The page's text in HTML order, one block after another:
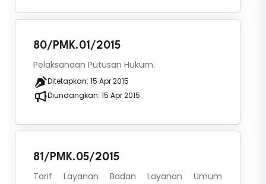
80/PMK.01/2015
Pelaksanaan Putusan Hukum.
Ditetapkan: 15 Apr 2015
Diundangkan: 15 Apr 2015
81/PMK.05/2015
Tarif Layanan Badan Layanan Umum